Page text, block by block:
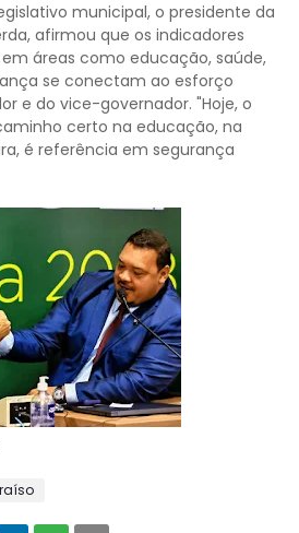
municipal, o presidente da
afirmou que os indicadores
áreas como educação, saúde,
se conectam ao esforço
e do vice-governador. "Hoje, o
certo na educação, na
é referência em segurança